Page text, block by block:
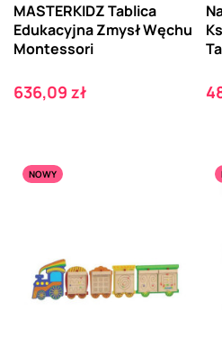
MASTERKIDZ Tablica
Edukacyjna Zmysł Węchu
Montessori
Cena
636,09 zł
NOWY